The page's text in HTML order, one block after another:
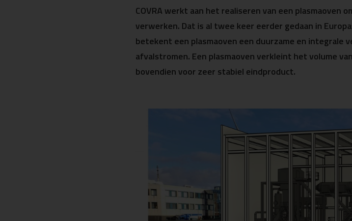
COVRA werkt aan het realiseren van een plasmaoven
verwerken. Dat is al twee keer eerder gedaan in
betekent een plasmaoven een duurzame en integrale
afvalstromen. Een plasmaoven verkleint het volume
bovendien voor zeer stabiel eindproduct.